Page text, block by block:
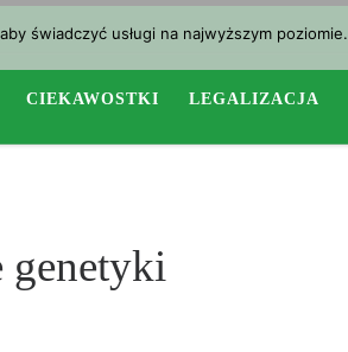
CIEKAWOSTKI LEGALIZACJA
genetyki
świadczyć usługi na najwyższym poziomie.